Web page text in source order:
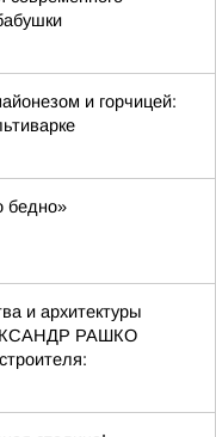
и горчицей:
бедно»
и архитектуры
РАШКО